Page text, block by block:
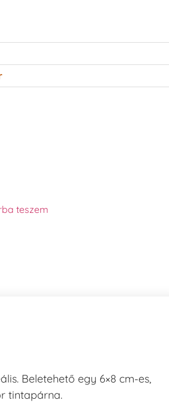
teszem
Beletehető egy 6×8 cm-es,
tintapárna.